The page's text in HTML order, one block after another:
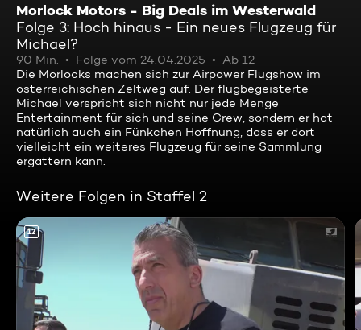
Morlock Motors - Big Deals im Westerwald
Folge 3: Hoch hinaus - Ein neues Flugzeug für
Michael?
90 Min. Folge vom 24.04.2025
Ab 12
Die Morlocks machen sich zur Airpower Flugshow im
österreichischen Zeltweg auf. Der flugbegeisterte
Michael verspricht sich nicht nur jede Menge
Entertainment für sich und seine Crew, sondern er hat
natürlich auch ein Fünkchen Hoffnung, dass er dort
vielleicht ein weiteres Flugzeug für seine Sammlung
ergattern kann.
Weitere Folgen in Staffel 2
12